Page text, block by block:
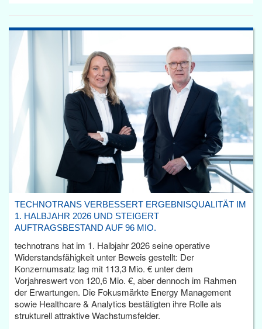
TECHNOTRANS VERBESSERT ERGEBNISQUALITÄT IM
1. HALBJAHR 2026 UND STEIGERT
AUFTRAGSBESTAND AUF 96 MIO.
technotrans hat im 1. Halbjahr 2026 seine operative
Widerstandsfähigkeit unter Beweis gestellt: Der
Konzernumsatz lag mit 113,3 Mio. € unter dem
Vorjahreswert von 120,6 Mio. €, aber dennoch im Rahmen
der Erwartungen. Die Fokusmärkte Energy Management
sowie Healthcare & Analytics bestätigten ihre Rolle als
strukturell attraktive Wachstumsfelder.